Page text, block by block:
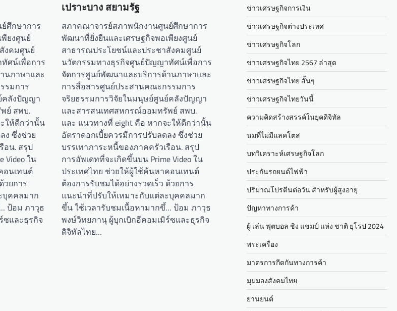
ศึกษาการ
ยงศูนย์
งคมศูนย์
ศน์เพื่อการ
นภาษาและ
รมการ
คลังปัญญา
ย์ สพบ.
ให้ดีกว่านั้น
ง ซึ่งช่วย
อน. สรุป
Video ใน
อนเทนต์
วยการ
บุคคลมาก
ป้อม ภาวุธ
ซและธุรกิจ
เปราะบาง สยามรัฐ
สภาคณาจารย์สภาพนักงานศูนย์ศึกษาการ
พัฒนาที่ยั่งยืนและเศรษฐกิจพอเพียงศูนย์
สาธารณประโยชน์และประชาสังคมศูนย์
นวัตกรรมทางธุรกิจศูนย์ปัญญาทัศน์เพื่อการ
จัดการศูนย์พัฒนาและบริการด้านภาษาและ
การสื่อสารศูนย์ประสานคณะกรรมการ
จริยธรรมการวิจัยในมนุษย์ศูนย์คลังปัญญา
และสารสนเทศสหกรณ์ออมทรัพย์ สพบ.
และ แนวทางที่ eight คือ หากจะให้ดีกว่านั้น
อัตราดอกเบี้ยควรมีการปรับลดลง ซึ่งช่วย
บรรเทาภาระหนี้ของภาคครัวเรือน. สรุป
การอัพเดทที่จะเกิดขึ้นบน Prime Video ใน
ประเทศไทย ช่วยให้ผู้ใช้ค้นหาคอนเทนต์
ต้องการรับชมได้อย่างรวดเร็ว ด้วยการ
แนะนำที่ปรับให้เหมาะกับแต่ละบุคคลมาก
ขึ้น ใช้เวลารับชมเนื้อหามากขึ้… ป้อม ภาวุธ
พงษ์วิทยภานุ ผู้บุกเบิกอีคอมเมิร์ซและธุรกิจ
ดิจิทัลไทย…
ข่าวเศรษฐกิจการเงิน
ข่าวเศรษฐกิจต่างประเทศ
ข่าวเศรษฐกิจโลก
ข่าวเศรษฐกิจไทย 2567 ล่าสุด
ข่าวเศรษฐกิจไทย สั้นๆ
ข่าวเศรษฐกิจไทยวันนี้
ความคิดสร้างสรรค์ในยุคดิจิทัล
นมที่ไม่มีแลคโตส
บทวิเคราะห์เศรษฐกิจโลก
ประกันรถยนต์ไฟฟ้า
ปริมาณโปรตีนต่อวัน สำหรับผู้สูงอายุ
ปัญหาทางการค้า
ผู้ เล่น ฟุตบอล ชิง แชมป์ แห่ง ชาติ ยุโรป 2024
พระเครื่อง
มาตรการกีดกันทางการค้า
มุมมองสังคมไทย
ยานยนต์